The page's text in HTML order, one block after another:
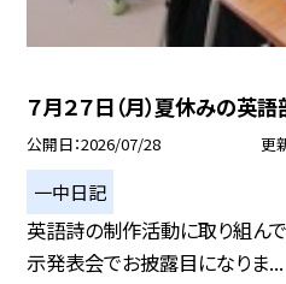
７月２７日（月）夏休みの英語
公開日 2026/07/28 更
一中日記
英語詩の制作活動に取り組ん
示発表会でお披露目になりま...